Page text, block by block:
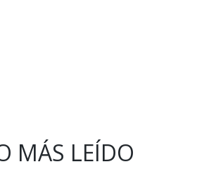
MÁS LEÍDO